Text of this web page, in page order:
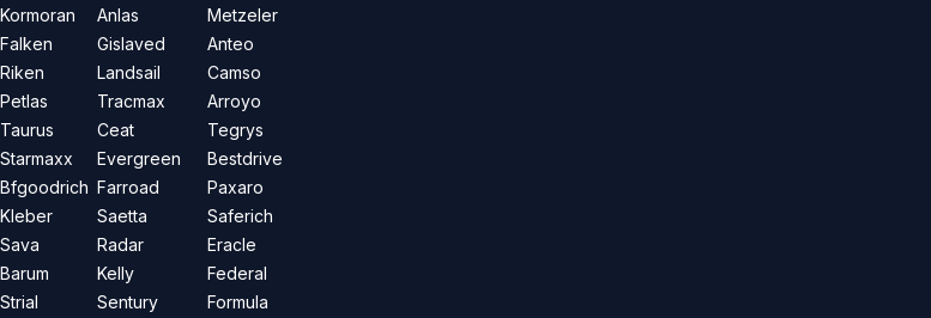
Kormoran
Falken
Riken
Petlas
Taurus
Starmaxx
Bfgoodrich
Kleber
Sava
Barum
Strial
Anlas
Gislaved
Landsail
Tracmax
Ceat
Evergreen
Farroad
Saetta
Radar
Kelly
Sentury
Metzeler
Anteo
Camso
Arroyo
Tegrys
Bestdrive
Paxaro
Saferich
Eracle
Federal
Formula